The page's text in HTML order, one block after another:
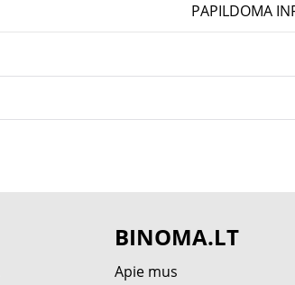
PAPILDOMA
BINOMA.LT
Apie mus